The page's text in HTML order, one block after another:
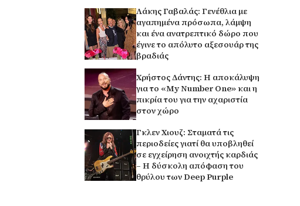
Λάκης Γαβαλάς: Γενέθλια με
αγαπημένα πρόσωπα, λάμψη
και ένα ανατρεπτικό δώρο που
έγινε το απόλυτο αξεσουάρ της
βραδιάς
Χρήστος Δάντης: Η αποκάλυψη
για το «My Number One» και η
πικρία του για την αχαριστία
στον χώρο
Γκλεν Χιουζ: Σταματά τις
περιοδείες γιατί θα υποβληθεί
σε εγχείρηση ανοιχτής καρδιάς
– Η δύσκολη απόφαση του
θρύλου των Deep Purple